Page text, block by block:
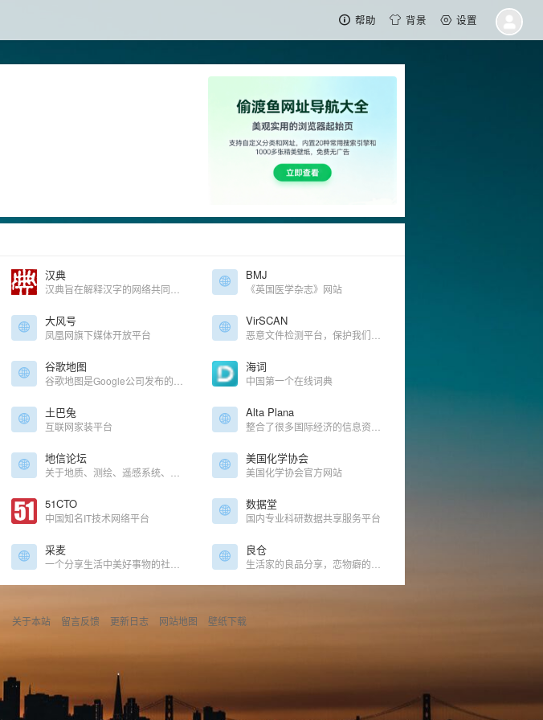
帮助 背景 设置
汉典 BMJ
《英国医学杂志》网站
大风号
凤凰网旗下媒体开放平台
VirSCAN
谷歌地图 海词
中国第一个在线词典
土巴兔
互联网家装平台
Alta Plana
地信论坛 美国化学协会
美国化学协会官方网站
51CTO
中国知名IT技术网络平台
数据堂
国内专业科研数据共享服务平台
采麦 良仓
关于本站 留言反馈 更新日志 网站地图 壁纸下载